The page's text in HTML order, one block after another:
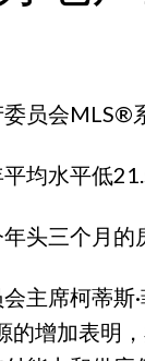
员会MLS®
均水平低
头三个月的
主席柯蒂斯
的增加表明